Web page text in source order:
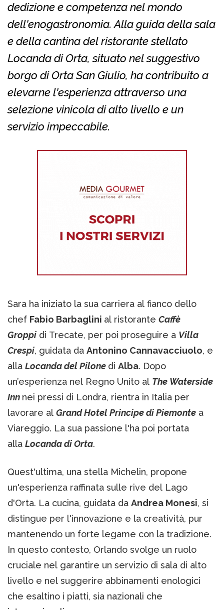
dedizione e competenza nel mondo
dell'enogastronomia. Alla guida della sala
e della cantina del ristorante stellato
Locanda di Orta, situato nel suggestivo
borgo di Orta San Giulio, ha contribuito a
elevarne l'esperienza attraverso una
selezione vinicola di alto livello e un
servizio impeccabile.
Sara ha iniziato la sua carriera al fianco dello
chef Fabio Barbaglini al ristorante Caffè
Groppi di Trecate, per poi proseguire a Villa
Crespi, guidata da Antonino Cannavacciuolo, e
alla Locanda del Pilone di Alba. Dopo
un’esperienza nel Regno Unito al The Waterside
Inn nei pressi di Londra, rientra in Italia per
lavorare al Grand Hotel Principe di Piemonte a
Viareggio. La sua passione l'ha poi portata
alla Locanda di Orta.
Quest'ultima, una stella Michelin, propone
un'esperienza raffinata sulle rive del Lago
d'Orta. La cucina, guidata da Andrea Monesi, si
distingue per l'innovazione e la creatività, pur
mantenendo un forte legame con la tradizione.
In questo contesto, Orlando svolge un ruolo
cruciale nel garantire un servizio di sala di alto
livello e nel suggerire abbinamenti enologici
che esaltino i piatti, sia nazionali che